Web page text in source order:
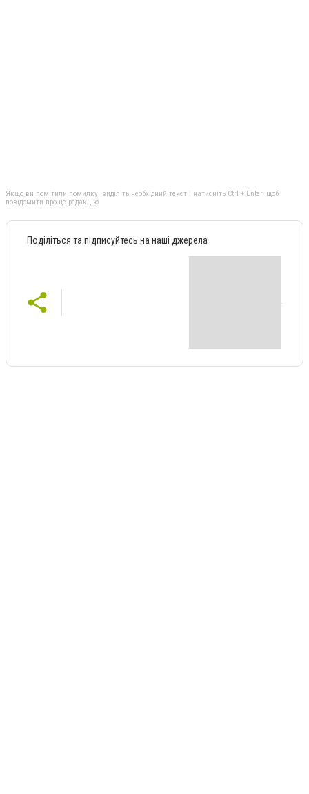
Якщо ви помітили помилку, виділіть необхідний текст і натисніть Ctrl + Enter, щоб
повідомити про це редакцію
Поділіться та підписуйтесь на наші джерела